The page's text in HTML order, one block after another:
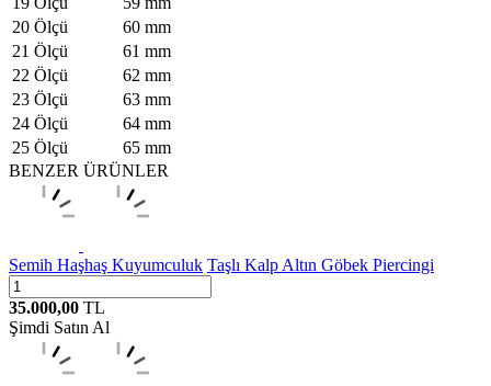
20 Ölçü
60 mm
21 Ölçü
61 mm
22 Ölçü
62 mm
23 Ölçü
63 mm
24 Ölçü
64 mm
25 Ölçü
65 mm
BENZER ÜRÜNLER
Semih Haşhaş Kuyumculuk Taşlı Kalp Altın Göbek Piercingi
35.000,00 TL
Şimdi Satın Al